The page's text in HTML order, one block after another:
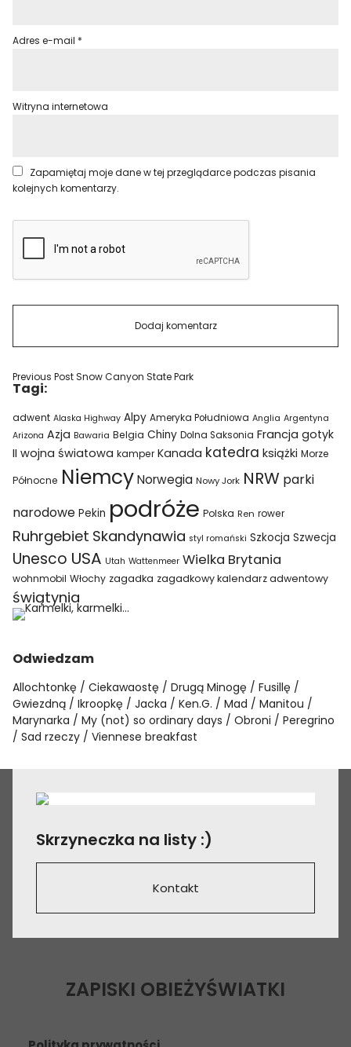
Adres e-mail *
Witryna internetowa
Zapamiętaj moje dane w tej przeglądarce podczas pisania
kolejnych komentarzy.
Previous PostSnow Canyon State Park
Tagi:
adwent Alaska Highway Alpy Ameryka Południowa Anglia Argentyna
Arizona Azja Bawaria Belgia Chiny Dolna Saksonia Francja gotyk
II wojna światowa kamper Kanada katedra książki Morze
Północne Niemcy Norwegia Nowy Jork NRW parki
narodowe Pekin podróże Polska Ren rower
Ruhrgebiet Skandynawia styl romański Szkocja Szwecja
Unesco USA Utah Wattenmeer Wielka Brytania
wohnmobil Włochy zagadka zagadkowy kalendarz adwentowy
świątynia
Odwiedzam
Allochtonkę Ciekawaostę Drugą Minogę
Fusillę
Gwiezdną
Ikroopkę Jacka Ken.G. Mad
Manitou
Marynarka
My (not) so ordinary days Obroni
Peregrino
Sad rzeczy
Viennese breakfast
Skrzyneczka na listy :)
Kontakt
ZAPISKI OBIEŻYŚWIATKI